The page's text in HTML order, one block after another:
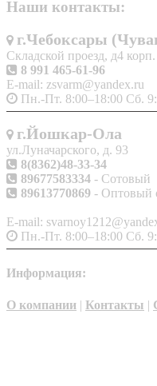
Наши контакты:
г.Чебоксары
Складской проезд, д4 корп.
8 991 465-61-96
E-mail: zsvarm@yandex.ru
Пн.-Пт. 8:00–18:00 Сб.
г.Йошкар-Ола
ул.Луначарского, д. 93
8(8362)48-33-34
89677583334 - Сотовый
89613770869 - Оптовый
E-mail:
Пн.-Пт. 8:00–18:00 Сб.
Информация:
О компании | Контакты |